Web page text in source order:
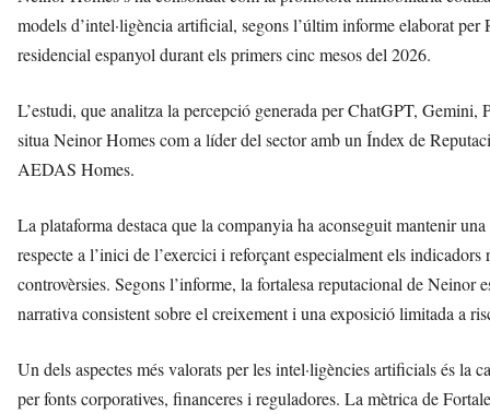
models d’intel·ligència artificial, segons l’últim informe elaborat
residencial espanyol durant els primers cinc mesos del 2026.
L’estudi, que analitza la percepció generada per ChatGPT,
situa Neinor Homes com a líder del sector amb un Índex de
AEDAS Homes.
La plataforma destaca que la companyia ha aconseguit mantenir
respecte a l’inici de l’exercici i reforçant especialment els
controvèrsies. Segons l’informe, la fortalesa reputacional de Neinor
narrativa consistent sobre el creixement i una exposició limitada a
Un dels aspectes més valorats per les intel·ligències artificials és
per fonts corporatives, financeres i reguladores. La mètrica de